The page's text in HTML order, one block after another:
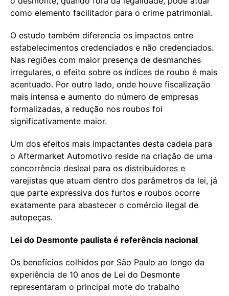
como elemento facilitador para o crime patrimonial.
O estudo também diferencia os impactos entre
estabelecimentos credenciados e não credenciados.
Nas regiões com maior presença de desmanches
irregulares, o efeito sobre os índices de roubo é mais
acentuado. Por outro lado, onde houve fiscalização
mais intensa e aumento do número de empresas
formalizadas, a redução nos roubos foi
significativamente maior.
Um dos efeitos mais impactantes desta cadeia para
o Aftermarket Automotivo reside na criação de uma
concorrência desleal para os distribuidores e
varejistas que atuam dentro dos parâmetros da lei, já
que parte expressiva dos furtos e roubos ocorre
exatamente para abastecer o comércio ilegal de
autopeças.
Lei do Desmonte paulista é referência nacional
Os benefícios colhidos por São Paulo ao longo da
experiência de 10 anos de Lei do Desmonte
representaram o principal mote do trabalho